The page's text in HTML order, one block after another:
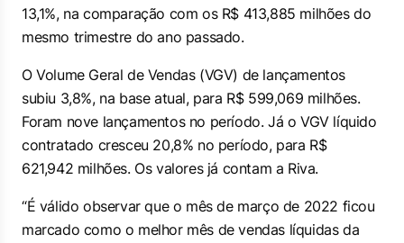
13,1%, na comparação com os R$ 413,885 milhões do
mesmo trimestre do ano passado.
O Volume Geral de Vendas (VGV) de lançamentos
subiu 3,8%, na base atual, para R$ 599,069 milhões.
Foram nove lançamentos no período. Já o VGV líquido
contratado cresceu 20,8% no período, para R$
621,942 milhões. Os valores já contam a Riva.
“É válido observar que o mês de março de 2022 ficou
marcado como o melhor mês de vendas líquidas da